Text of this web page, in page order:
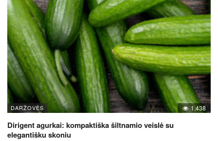
DARŽOVĖS 1,438
Dirigent agurkai: kompaktiška šiltnamio veislė su
elegantišku skoniu